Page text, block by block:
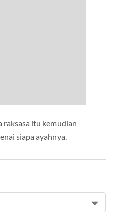
raksasa itu kemudian
siapa ayahnya.